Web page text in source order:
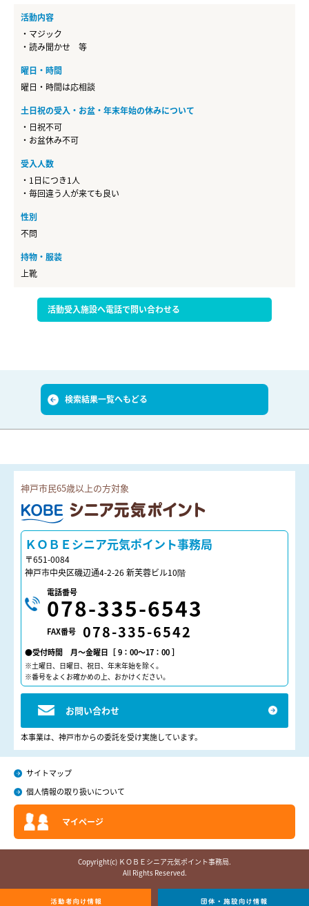
活動内容
・マジック
・読み聞かせ 等
曜日・時間
曜日・時間は応相談
土日祝の受入・お盆・年末年始の休みについて
・日祝不可
・お盆休み不可
受入人数
・1日につき1人
・毎回違う人が来ても良い
性別
不問
持物・服装
上靴
活動受入施設へ電話で問い合わせる
検索結果一覧へもどる
神戸市民65歳以上の方対象
ＫＯＢＥシニア元気ポイント
ＫＯＢＥシニア元気ポイント事務局
〒651-0084
神戸市中央区磯辺通4-2-26 新芙蓉ビル10階
電話番号
078-335-6543
FAX番号 078-335-6542
●受付時間 月～金曜日［ 9：00～17：00 ］
※土曜日、日曜日、祝日、年末年始を除く。
※番号をよくお確かめの上、おかけください。
お問い合わせ
本事業は、神戸市からの委託を受け実施しています。
サイトマップ
個人情報の取り扱いについて
マイページ
Copyright(c) ＫＯＢＥシニア元気ポイント事務局.
All Rights Reserved.